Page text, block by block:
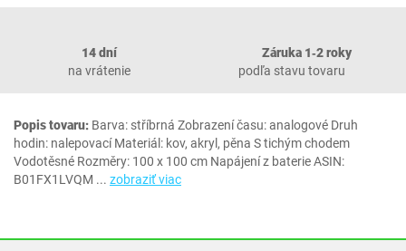
14 dní
na vrátenie
Záruka 1‐2 roky
podľa stavu tovaru
Popis tovaru: Barva: stříbrná Zobrazení času: analogové Druh
hodin: nalepovací Materiál: kov, akryl, pěna S tichým chodem
Vodotěsné Rozměry: 100 x 100 cm Napájení z baterie ASIN:
B01FX1LVQM ... zobraziť viac